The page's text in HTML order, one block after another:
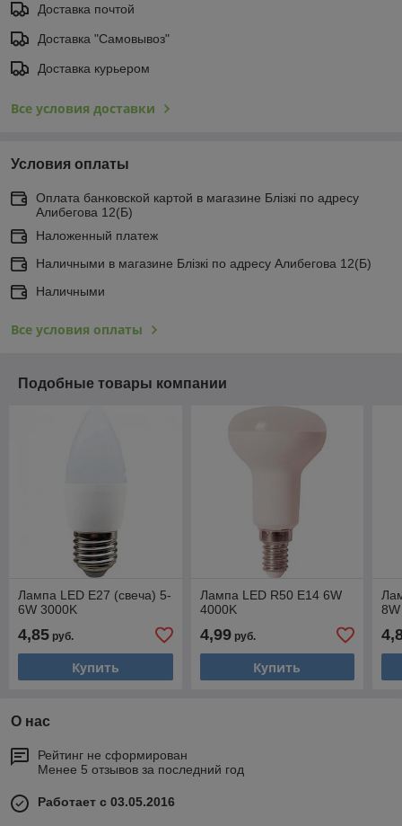
Доставка почтой
Доставка "Самовывоз"
Доставка курьером
Все условия доставки
Условия оплаты
Оплата банковской картой в магазине Блiзкi по адресу
Алибегова 12(Б)
Наложенный платеж
Наличными в магазине Блiзкi по адресу Алибегова 12(Б)
Наличными
Все условия оплаты
Подобные товары компании
Лампа LED E27 (свеча) 5-
6W 3000K
4,85 руб.
Купить
Лампа LED R50 E14 6W
4000K
4,99руб.
Купить
О нас
Рейтинг не сформирован
Менее 5 отзывов за последний год
Работает с 03.05.2016